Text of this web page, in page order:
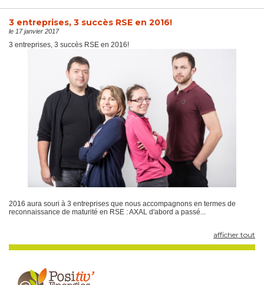
3 entreprises, 3 succès RSE en 2016!
le 17 janvier 2017
3 entreprises, 3 succès RSE en 2016!
2016 aura souri à 3 entreprises que nous accompagnons en termes de
reconnaissance de maturité en RSE : AXAL d'abord a passé...
afficher tout